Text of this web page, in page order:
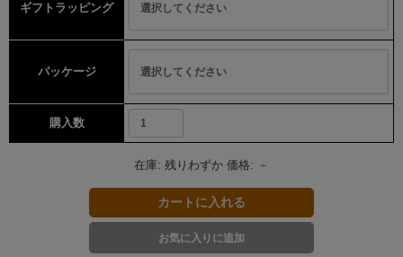
在庫: 残りわずか 価格: －
ギフトラッピング
パッケージ
購入数